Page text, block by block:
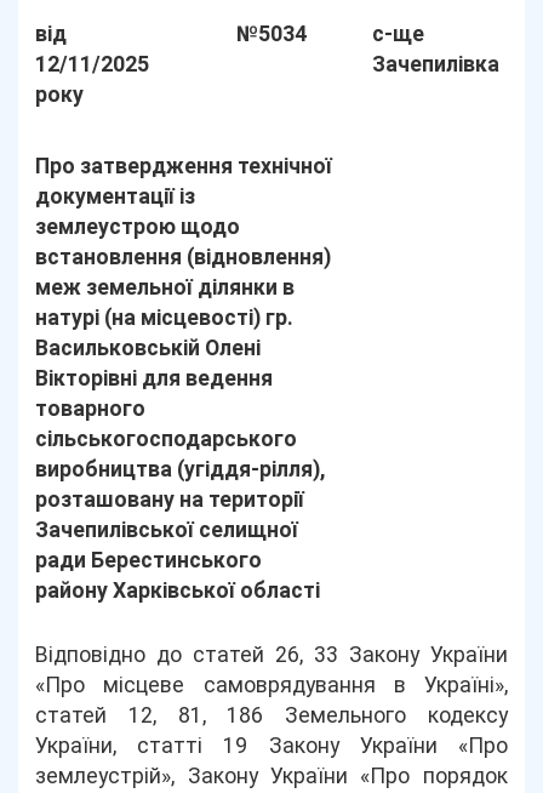
від
12/11/2025
року
№5034
с-ще
Зачепилівка
Про затвердження технічної
документації із
землеустрою щодо
встановлення (відновлення)
меж земельної ділянки в
натурі (на місцевості) гр.
Васильковській Олені
Вікторівні для ведення
товарного
сільськогосподарського
виробництва (угіддя-рілля),
розташовану на території
Зачепилівської селищної
ради Берестинського
району Харківської області
Відповідно до статей 26, 33 Закону України
«Про місцеве самоврядування в Україні»,
статей 12, 81, 186 Земельного кодексу
України, статті 19 Закону України «Про
землеустрій», Закону України «Про порядок